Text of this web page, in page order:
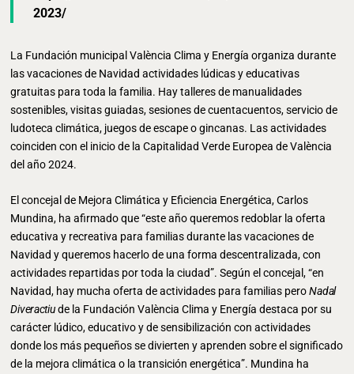
2023/
La Fundación municipal València Clima y Energía organiza durante
las vacaciones de Navidad actividades lúdicas y educativas
gratuitas para toda la familia. Hay talleres de manualidades
sostenibles, visitas guiadas, sesiones de cuentacuentos, servicio de
ludoteca climática, juegos de escape o gincanas. Las actividades
coinciden con el inicio de la Capitalidad Verde Europea de València
del año 2024.
El concejal de Mejora Climática y Eficiencia Energética, Carlos
Mundina, ha afirmado que “este año queremos redoblar la oferta
educativa y recreativa para familias durante las vacaciones de
Navidad y queremos hacerlo de una forma descentralizada, con
actividades repartidas por toda la ciudad”. Según el concejal, “en
Navidad, hay mucha oferta de actividades para familias peroNadal
Diveractiude la Fundación València Clima y Energía destaca por su
carácter lúdico, educativo y de sensibilización con actividades
donde los más pequeños se divierten y aprenden sobre el significado
de la mejora climática o la transición energética”. Mundina ha